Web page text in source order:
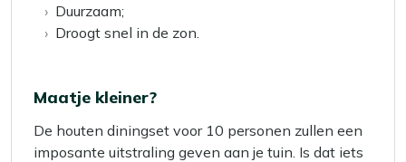
Duurzaam;
Droogt snel in de zon.
Maatje kleiner?
De houten diningset voor 10 personen zullen een
imposante uitstraling geven aan je tuin. Is dat iets